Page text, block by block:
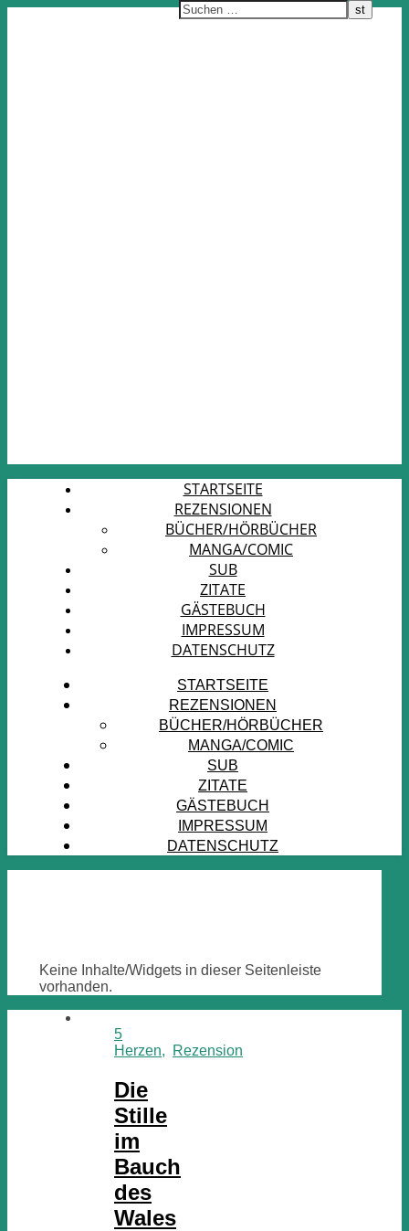
STARTSEITE
REZENSIONEN
BÜCHER/HÖRBÜCHER
MANGA/COMIC
SUB
ZITATE
GÄSTEBUCH
IMPRESSUM
DATENSCHUTZ
STARTSEITE
REZENSIONEN
BÜCHER/HÖRBÜCHER
MANGA/COMIC
SUB
ZITATE
GÄSTEBUCH
IMPRESSUM
DATENSCHUTZ
Keine Inhalte/Widgets in dieser Seitenleiste
vorhanden.
5
Herzen, Rezension
Die
Stille
im
Bauch
des
Wales